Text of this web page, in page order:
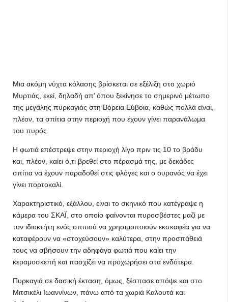
Mια ακόμη νύχτα κόλασης βρίσκεται σε εξέλιξη στο χωριό
Μυρτιάς, εκεί, δηλαδή απ’ όπου ξεκίνησε το σημερινό μέτωπο
της μεγάλης πυρκαγιάς στη Βόρεια Εύβοια, καθώς πολλά είναι,
πλέον, τα σπίτια στην περιοχή που έχουν γίνει παρανάλωμα
του πυρός.
Η φωτιά επέστρεψε στην περιοχή λίγο πριν τις 10 το βράδυ
και, πλέον, καίει ό,τι βρεθεί στο πέρασμά της, με δεκάδες
σπίτια να έχουν παραδοθεί στις φλόγες και ο ουρανός να έχει
γίνει πορτοκαλί.
Χαρακτηριστικό, εξάλλου, είναι το σκηνικό που κατέγραψε η
κάμερα του ΣΚΑΪ, στο οποίο φαίνονται πυροσβέστες μαζί με
τον ιδιοκτήτη ενός σπιτιού να χρησιμοποιούν εκσκαφέα για να
καταφέρουν να «στοχεύσουν» καλύτερα, στην προσπάθειά
τους να σβήσουν την αδηφάγα φωτιά που καίει την
κεραμοσκεπή και πασχίζει να προχωρήσει στα ενδότερα.
Πυρκαγιά σε δασική έκταση, όμως, ξέσπασε απόψε και στο
Μιτσικέλι Ιωαννίνων, πάνω από τα χωριά Καλουτά και